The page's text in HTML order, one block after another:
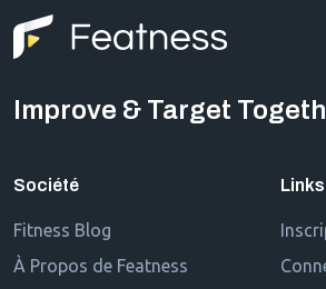
Improve & Target
Société
Fitness Blog
À Propos de Featness
Links